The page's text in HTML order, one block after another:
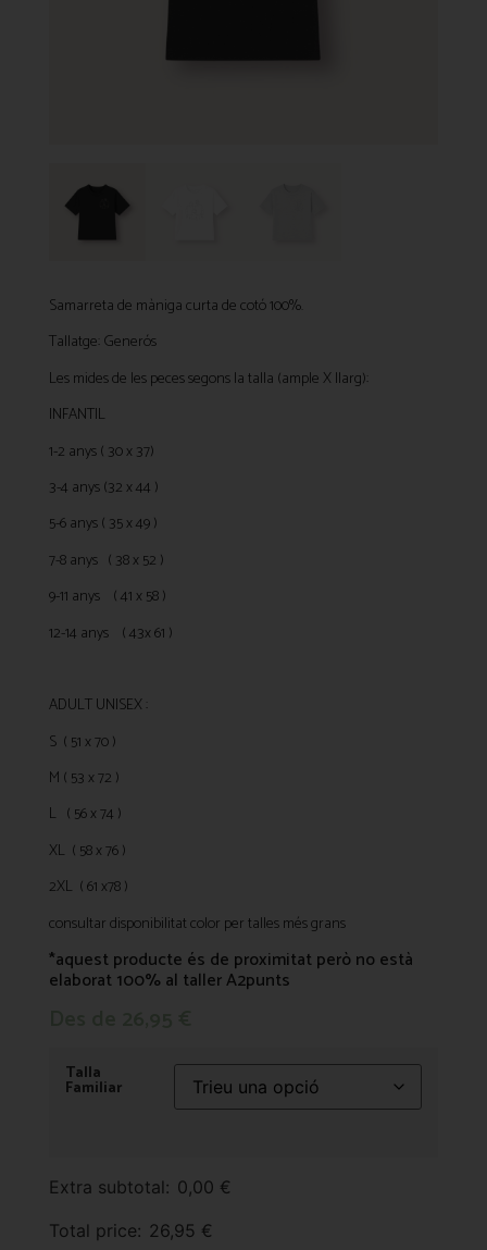
Samarreta de màniga curta de cotó 100%.
Tallatge: Generós
Les mides de les peces segons la talla (ample X llarg):
INFANTIL
1-2 anys ( 30 x 37)
3-4 anys (32 x 44 )
5-6 anys ( 35 x 49 )
7-8 anys ( 38 x 52 )
9-11 anys ( 41 x 58 )
12-14 anys ( 43x 61 )
ADULT UNISEX :
S ( 51 x 70 )
M ( 53 x 72 )
L ( 56 x 74 )
XL ( 58 x 76 )
2XL ( 61 x78 )
consultar disponibilitat color per talles més grans
*aquest producte és de proximitat però no està
elaborat 100% al taller A2punts
Talla
Familiar
Extra subtotal: 0,00 €
Total price: 26,95 €